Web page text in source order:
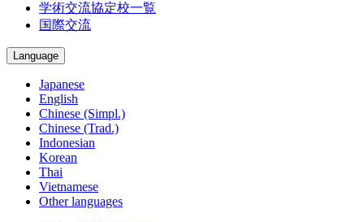
学術交流協定校一覧
国際交流
Language
Japanese
English
Chinese (Simpl.)
Chinese (Trad.)
Indonesian
Korean
Thai
Vietnamese
Other languages